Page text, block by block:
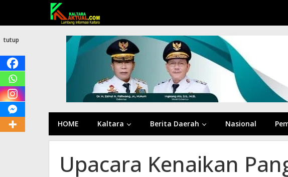
konten
HOME Kaltara Berita Daerah Nasional
tutup
Upacara Kenaikan